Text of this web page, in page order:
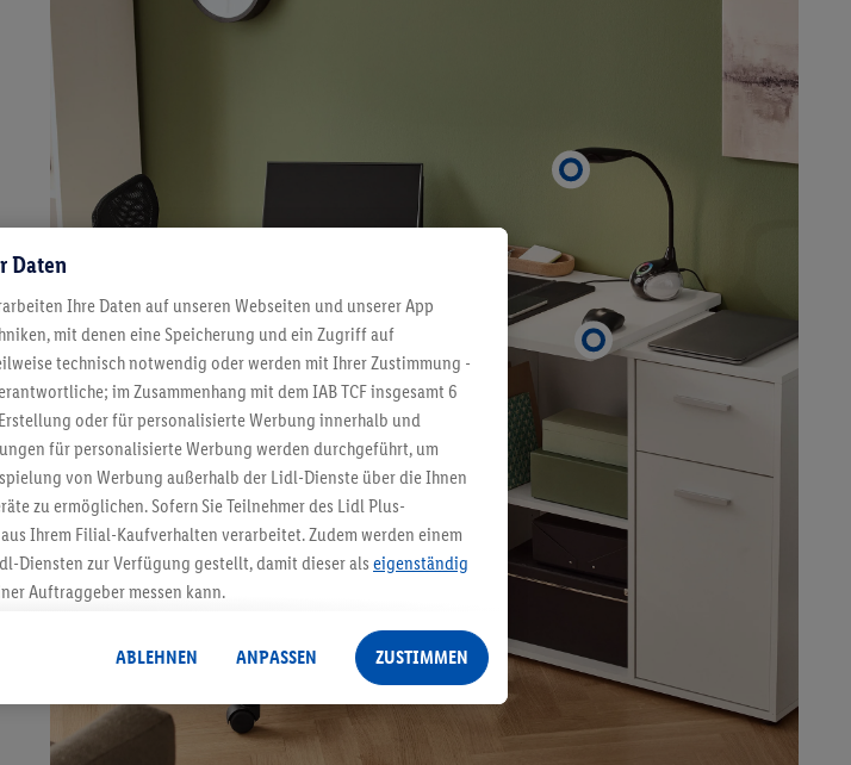
Daten
Ihre Daten auf unseren Webseiten und unserer App
mit denen eine Speicherung und ein Zugriff auf
technisch notwendig oder werden mit Ihrer Zustimmung -
im Zusammenhang mit dem IAB TCF insgesamt 6
oder für personalisierte Werbung innerhalb und
für personalisierte Werbung werden durchgeführt, um
von Werbung außerhalb der Lidl-Dienste über die Ihnen
zu ermöglichen. Sofern Sie Teilnehmer des Lidl Plus-
Ihrem Filial-Kaufverhalten verarbeitet. Zudem werden einem
Diensten zur Verfügung gestellt, damit dieser als eigenständig
Auftraggeber messen kann.
von Daten (z.B. über Ihre Nutzung der Lidl-Dienste, Ihr
Kundenkonto - z.B. Alter oder Geschlecht - sowie Ihre
und Lidl-Dienste hinweg einschließlich dem Speichern von
zur Erstellung von Zielgruppen (sogenannten
ABLEHNEN ANPASSEN ZUSTIMMEN